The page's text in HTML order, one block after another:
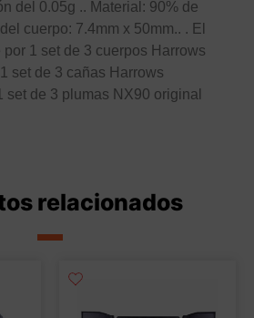
del 0.05g .. Material: 90% de
cuerpo: 7.4mm x 50mm.. . El
1 set de 3 cuerpos Harrows
set de 3 cañas Harrows
set de 3 plumas NX90 original
relacionados